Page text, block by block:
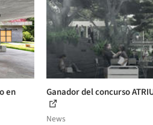
en
Ganador del concurso
News